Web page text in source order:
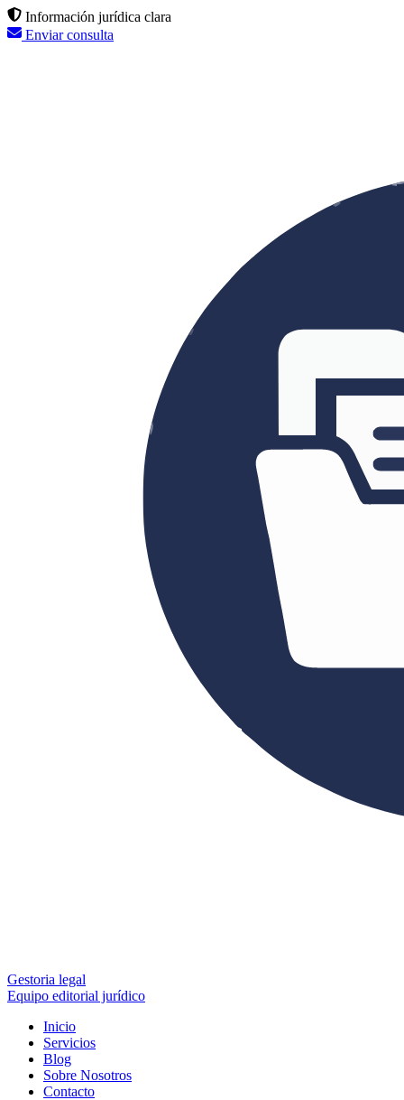
Información jurídica clara
Enviar consulta
Gestoria legal
Equipo editorial jurídico
Inicio
Servicios
Blog
Sobre Nosotros
Contacto